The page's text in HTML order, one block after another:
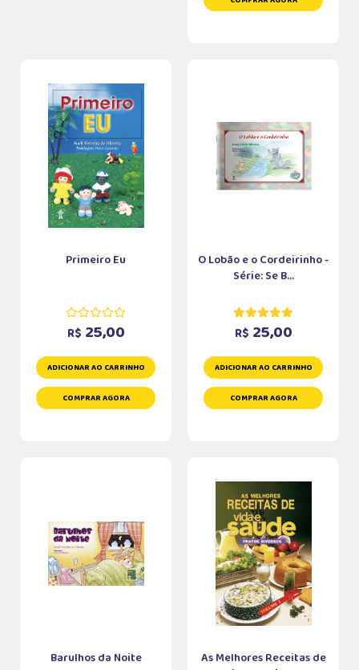
Primeiro Eu
R$ 25,00
ADICIONAR AO CARRINHO
COMPRAR AGORA
O Lobão e o Cordeirinho -
Série: Se B...
R$ 25,00
ADICIONAR AO CARRINHO
COMPRAR AGORA
Barulhos da Noite
As Melhores Receitas de